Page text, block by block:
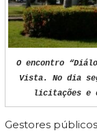
O encontro
Vista. No dia
licitações e
Gestores